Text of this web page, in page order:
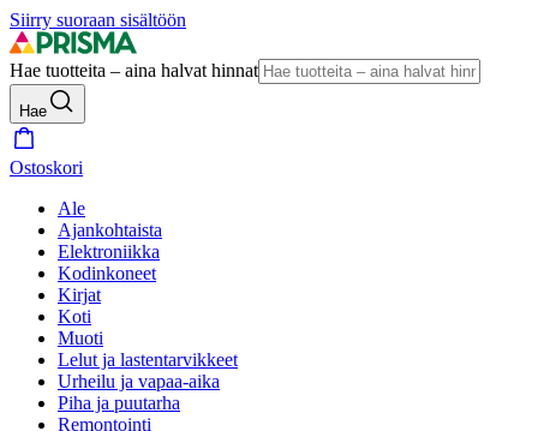
Siirry suoraan sisältöön
Hae tuotteita – aina halvat hinnat
Hae
Ostoskori
Ale
Ajankohtaista
Elektroniikka
Kodinkoneet
Kirjat
Koti
Muoti
Lelut ja lastentarvikkeet
Urheilu ja vapaa-aika
Piha ja puutarha
Remontointi